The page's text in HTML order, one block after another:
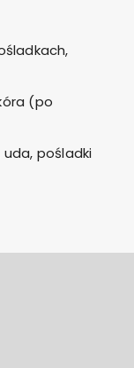
(po
pośladki